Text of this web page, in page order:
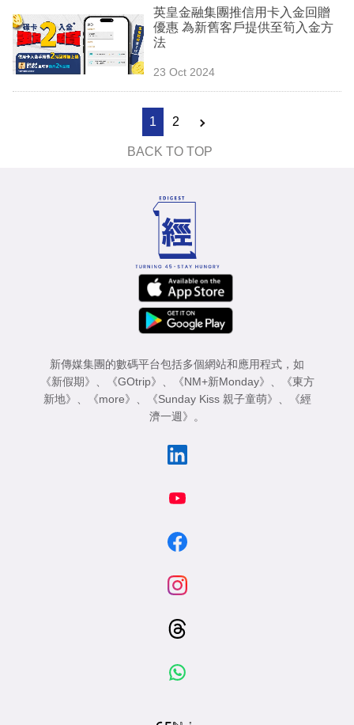
英皇金融集團推信用卡入金回贈
優惠 為新舊客戶提供至筍入金方
法
23 Oct 2024
1 2
BACK TO TOP
新傳媒集團的數碼平台包括多個網站和應用程式，如
《新假期》 、 《GOtrip》 、 《NM+新Monday》 、
《東方
新地》 、 《more》 、 《Sunday Kiss 親子童萌》 、
《經
濟一週》 。